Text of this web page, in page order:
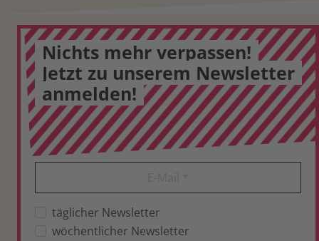
Nichts mehr verpassen!
Jetzt zu unserem Newsletter
anmelden!
täglicher Newsletter
wöchentlicher Newsletter